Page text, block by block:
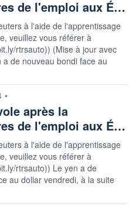
de l'emploi aux É…
à l'aide de l'apprentissage
veuillez vous référer à
rtrsauto)) (Mise à jour avec
de nouveau bondi face au
•
après la
de l'emploi aux É…
à l'aide de l'apprentissage
veuillez vous référer à
rtrsauto)) Le yen a de
au dollar vendredi, à la suite